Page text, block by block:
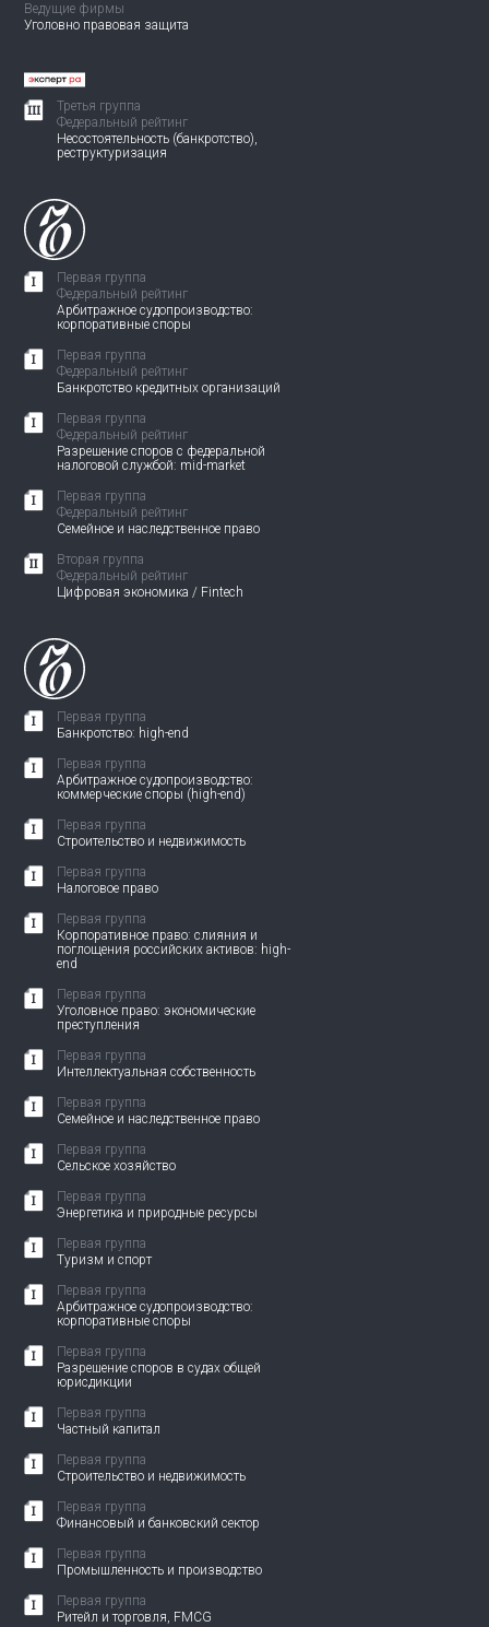
Ведущие фирмы
Уголовно правовая защита
Третья группа
Федеральный рейтинг
Несостоятельность (банкротство),
реструктуризация
Первая группа
Федеральный рейтинг
Арбитражное судопроизводство:
корпоративные споры
Первая группа
Федеральный рейтинг
Банкротство кредитных организаций
Первая группа
Федеральный рейтинг
Разрешение споров с федеральной
налоговой службой: mid-market
Первая группа
Федеральный рейтинг
Семейное и наследственное право
Вторая группа
Федеральный рейтинг
Цифровая экономика / Fintech
Первая группа
Банкротство: high-end
Первая группа
Арбитражное судопроизводство:
коммерческие споры (high-end)
Первая группа
Строительство и недвижимость
Первая группа
Налоговое право
Первая группа
Корпоративное право: слияния и
поглощения российских активов: high-
end
Первая группа
Уголовное право: экономические
преступления
Первая группа
Интеллектуальная собственность
Первая группа
Семейное и наследственное право
Первая группа
Сельское хозяйство
Первая группа
Энергетика и природные ресурсы
Первая группа
Туризм и спорт
Первая группа
Арбитражное судопроизводство:
корпоративные споры
Первая группа
Разрешение споров в судах общей
юрисдикции
Первая группа
Частный капитал
Первая группа
Строительство и недвижимость
Первая группа
Финансовый и банковский сектор
Первая группа
Промышленность и производство
Первая группа
Ритейл и торговля, FMCG